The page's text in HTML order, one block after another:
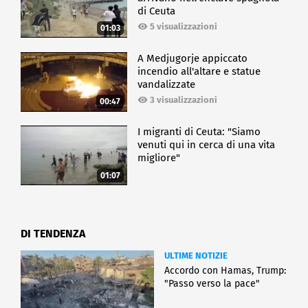
01:03
di Ceuta
5 visualizzazioni
00:47
A Medjugorje appiccato
incendio all'altare e statue
vandalizzate
3 visualizzazioni
01:07
I migranti di Ceuta: "Siamo
venuti qui in cerca di una vita
migliore"
DI TENDENZA
ULTIME NOTIZIE
Accordo con Hamas, Trump:
"Passo verso la pace"